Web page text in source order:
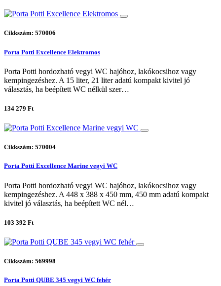
Cikkszám: 570006
Porta Potti Excellence Elektromos
Porta Potti hordozható vegyi WC hajóhoz, lakókocsihoz vagy
kempingezéshez. A 15 liter, 21 liter adatú kompakt kivitel jó
választás, ha beépített WC nélkül szer…
134 279 Ft
Cikkszám: 570004
Porta Potti Excellence Marine vegyi WC
Porta Potti hordozható vegyi WC hajóhoz, lakókocsihoz vagy
kempingezéshez. A 448 x 388 x 450 mm, 450 mm adatú kompakt
kivitel jó választás, ha beépített WC nél…
103 392 Ft
Cikkszám: 569998
Porta Potti QUBE 345 vegyi WC fehér